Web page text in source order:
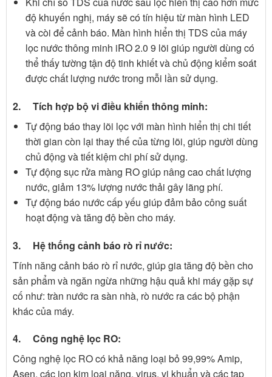
độ khuyến nghị, máy sẽ có tín hiệu từ màn hình LED
và còi để cảnh báo. Màn hình hiển thị TDS của máy
lọc nước thông minh iRO 2.0 9 lõi giúp người dùng có
thể thấy tường tận độ tinh khiết và chủ động kiểm soát
được chất lượng nước trong mỗi lần sử dụng.
2. Tích hợp bộ vi điều khiển thông minh:
Tự động báo thay lõi lọc với màn hình hiển thị chi tiết
thời gian còn lại thay thế của từng lõi, giúp người dùng
chủ động và tiết kiệm chi phí sử dụng.
Tự động sục rửa màng RO giúp nâng cao chất lượng
nước, giảm 13% lượng nước thải gây lãng phí.
Tự động báo nước cấp yếu giúp đảm bảo công suất
hoạt động và tăng độ bền cho máy.
3. Hệ thống cảnh báo rò rỉ nước:
Tính năng cảnh báo rò rỉ nước, giúp gia tăng độ bền cho
sản phẩm và ngăn ngừa những hậu quả khi máy gặp sự
cố như: tràn nước ra sàn nhà, rò nước ra các bộ phận
khác của máy.
4. Công nghệ lọc RO:
Công nghệ lọc RO có khả năng loại bỏ 99,99% Amip,
Asen, các ion kim loại nặng, virus, vi khuẩn và các tạp